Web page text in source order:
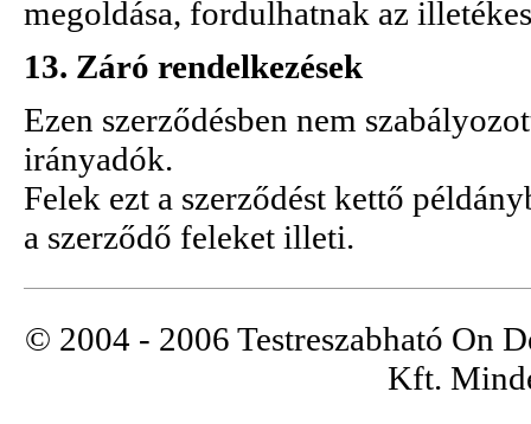
megoldása, fordulhatnak az
13. Záró rendelkezések
Ezen szerződésben nem
irányadók.
Felek ezt a szerződést kettő
a szerződő feleket illeti.
© 2004 - 2006 Testreszabható On
Kft.